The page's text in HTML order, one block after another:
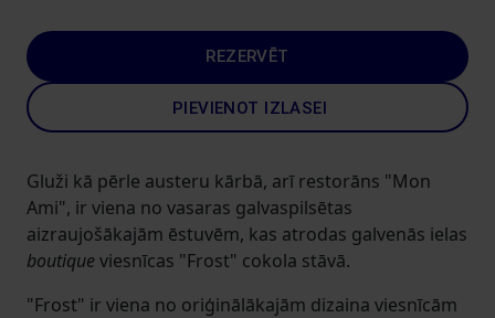
REZERVĒT
PIEVIENOT IZLASEI
Gluži kā pērle austeru kārbā, arī restorāns "Mon
Ami", ir viena no vasaras galvaspilsētas
aizraujošākajām ēstuvēm, kas atrodas galvenās ielas
boutiqueviesnīcas "Frost" cokola stāvā.
"Frost" ir viena no oriģinālākajām dizaina viesnīcām